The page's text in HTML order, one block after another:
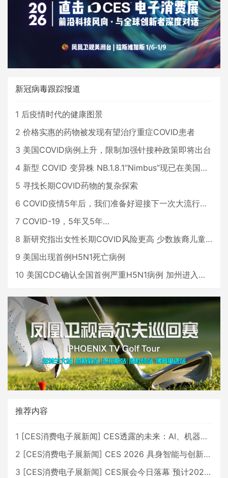
新冠病毒跟踪报道
1 后疫情时代的健康图景
2 价格实惠的药物被发现有望治疗重症COVID患者
3 美国COVID病例上升，限制加强针接种政策即将出台
4 新型 COVID 变异株 NB.1.8.1“Nimbus”现已在美国占据主导地位
5 寻找长期COVID药物的复杂探索
6 COVID疫情5年后，我们准备好迎接下一次大流行了吗？
7 COVID-19，5年又5年…
8 新研究指出女性长期COVID风险更高 少数族裔儿童存在差异
9 美国出现首例H5N1死亡病例
10 美国CDC确认全国首例严重H5N1病例 加州进入紧急状态
推荐内容
1 [CES消费电子展新闻] CES透露的未来：AI、机器人与智能生活大爆发
2 [CES消费电子展新闻] CES 2026 具身智能与创新领域 中国公司大放异彩
3 [CES消费电子展新闻] CES展会今日落幕 预计2026行业收入将超五千亿美元